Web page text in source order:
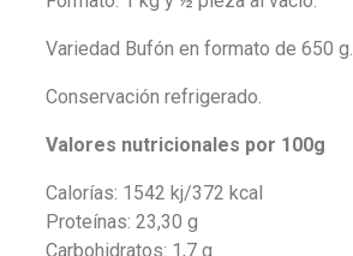
Variedad Bufón en formato de 650 g.
Conservación refrigerado.
Valores nutricionales por 100g
Calorías: 1542 kj/372 kcal
Proteínas: 23,30 g
Carbohidratos: 1,7 g